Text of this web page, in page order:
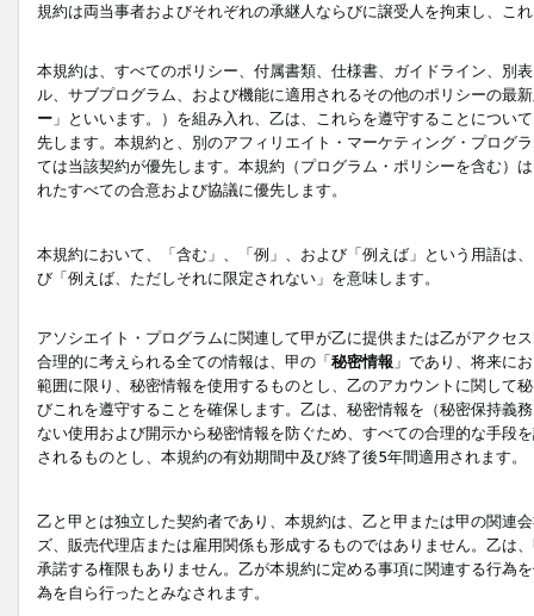
規約は両当事者およびそれぞれの承継人ならびに譲受人を拘束し、こ
本規約は、すべてのポリシー、付属書類、仕様書、ガイドライン、別
ル、サブプログラム、および機能に適用されるその他のポリシーの最
ー 」といいます。）を組み入れ、乙は、これらを遵守することにつ
先します。本規約と、別のアフィリエイト・マーケティング・プログ
ては当該契約が優先します。本規約（プログラム・ポリシーを含む）
れたすべての合意および協議に優先します。
本規約において、「含む」、「例」、および「例えば」という用語は
び「例えば、ただしそれに限定されない」を意味します。
アソシエイト・プログラムに関連して甲が乙に提供または乙がアクセ
合理的に考えられる全ての情報は、甲の「秘密情報 」であり、将来に
範囲に限り、秘密情報を使用するものとし、乙のアカウントに関して
びこれを遵守することを確保します。乙は、秘密情報を（秘密保持義
ない使用および開示から秘密情報を防ぐため、すべての合理的な手段
されるものとし、本規約の有効期間中及び終了後5年間適用されます。
乙と甲とは独立した契約者であり、本規約は、乙と甲または甲の関連
ズ、販売代理店または雇用関係も形成するものではありません。乙は
承諾する権限もありません。乙が本規約に定める事項に関連する行為
為を自ら行ったとみなされます。